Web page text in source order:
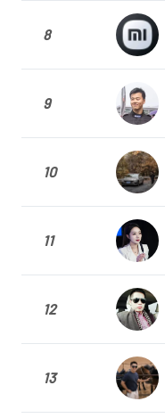
8
9
10
11
12
13